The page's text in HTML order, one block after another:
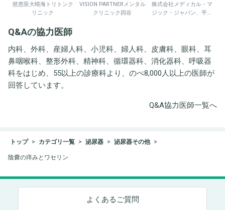
慈恵医大晴海トリトンク
リニック
VISION PARTNERメンタル
クリニック四谷
株式会社メディカル・マ
ジック・ジャパン、平野
Q&Aの協力医師
内科、外科、産婦人科、小児科、婦人科、皮膚科、眼科、耳
鼻咽喉科、整形外科、精神科、循環器科、消化器科、呼吸器
科をはじめ、55以上の診療科より、のべ8,000人以上の医師が
回答しています。
Q&A協力医師一覧へ
トップ カテゴリ一覧 泌尿器 泌尿器その他
陰嚢の痒みとワセリン
よくあるご質問